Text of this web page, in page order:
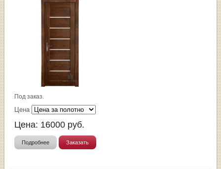
Под заказ.
Цена
Цена: 16000 руб.
Подробнее Заказать